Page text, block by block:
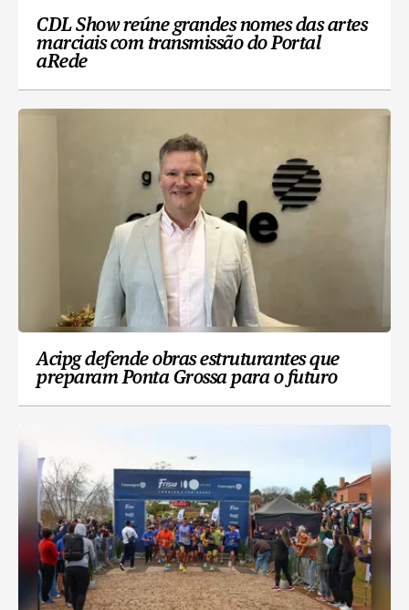
CDL Show reúne grandes nomes das artes
marciais com transmissão do Portal
aRede
Acipg defende obras estruturantes que
preparam Ponta Grossa para o futuro